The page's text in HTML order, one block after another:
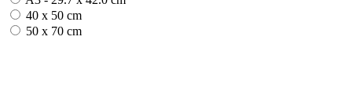
40 x 50 cm
50 x 70 cm